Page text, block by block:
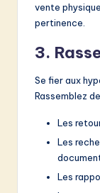
vente
pertinence.
3.
Se fier aux
Rassemblez
Les
Les
Les